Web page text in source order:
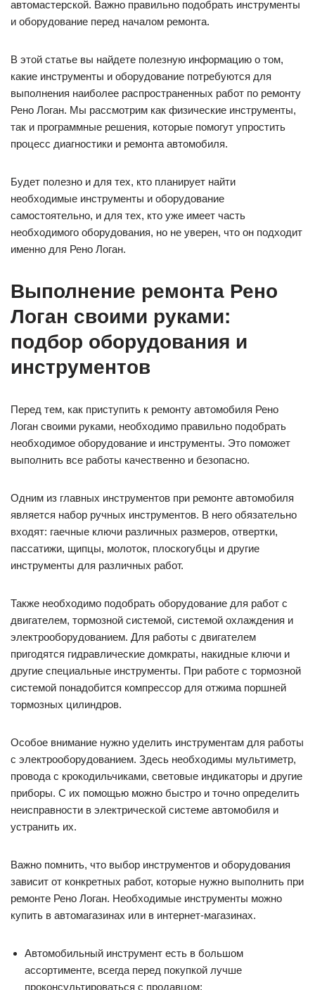
автомастерской. Важно правильно подобрать инструменты
и оборудование перед началом ремонта.
В этой статье вы найдете полезную информацию о том,
какие инструменты и оборудование потребуются для
выполнения наиболее распространенных работ по ремонту
Рено Логан. Мы рассмотрим как физические инструменты,
так и программные решения, которые помогут упростить
процесс диагностики и ремонта автомобиля.
Будет полезно и для тех, кто планирует найти
необходимые инструменты и оборудование
самостоятельно, и для тех, кто уже имеет часть
необходимого оборудования, но не уверен, что он подходит
именно для Рено Логан.
Выполнение ремонта Рено
Логан своими руками:
подбор оборудования и
инструментов
Перед тем, как приступить к ремонту автомобиля Рено
Логан своими руками, необходимо правильно подобрать
необходимое оборудование и инструменты. Это поможет
выполнить все работы качественно и безопасно.
Одним из главных инструментов при ремонте автомобиля
является набор ручных инструментов. В него обязательно
входят: гаечные ключи различных размеров, отвертки,
пассатижи, щипцы, молоток, плоскогубцы и другие
инструменты для различных работ.
Также необходимо подобрать оборудование для работ с
двигателем, тормозной системой, системой охлаждения и
электрооборудованием. Для работы с двигателем
пригодятся гидравлические домкраты, накидные ключи и
другие специальные инструменты. При работе с тормозной
системой понадобится компрессор для отжима поршней
тормозных цилиндров.
Особое внимание нужно уделить инструментам для работы
с электрооборудованием. Здесь необходимы мультиметр,
провода с крокодильчиками, световые индикаторы и другие
приборы. С их помощью можно быстро и точно определить
неисправности в электрической системе автомобиля и
устранить их.
Важно помнить, что выбор инструментов и оборудования
зависит от конкретных работ, которые нужно выполнить при
ремонте Рено Логан. Необходимые инструменты можно
купить в автомагазинах или в интернет-магазинах.
Автомобильный инструмент есть в большом
ассортименте, всегда перед покупкой лучше
проконсультироваться с продавцом;